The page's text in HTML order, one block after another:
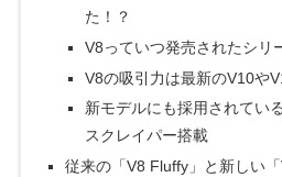
た！？
V8っていつ発売されたシリ
V8の吸引力は最新のV10や
新モデルにも採用されてい
スクレイパー搭載
従来の「V8 Fluffy」と新しい